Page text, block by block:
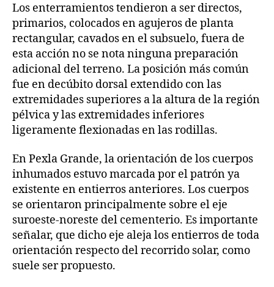
Los enterramientos tendieron a ser directos,
primarios, colocados en agujeros de planta
rectangular, cavados en el subsuelo, fuera de
esta acción no se nota ninguna preparación
adicional del terreno. La posición más común
fue en decúbito dorsal extendido con las
extremidades superiores a la altura de la región
pélvica y las extremidades inferiores
ligeramente flexionadas en las rodillas.
En Pexla Grande, la orientación de los cuerpos
inhumados estuvo marcada por el patrón ya
existente en entierros anteriores. Los cuerpos
se orientaron principalmente sobre el eje
suroeste-noreste del cementerio. Es importante
señalar, que dicho eje aleja los entierros de toda
orientación respecto del recorrido solar, como
suele ser propuesto.